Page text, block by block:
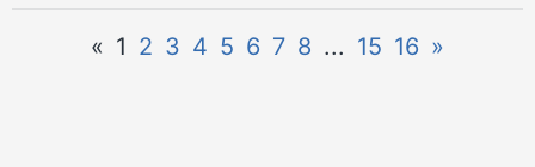
« 1 2 3 4 5 6 7 8 ... 15 16 »